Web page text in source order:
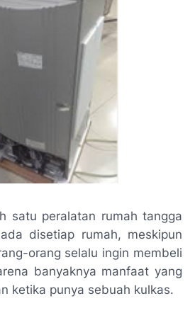
satu peralatan rumah tangga
disetiap rumah, meskipun
orang selalu ingin membeli
banyaknya manfaat yang
ketika punya sebuah kulkas.